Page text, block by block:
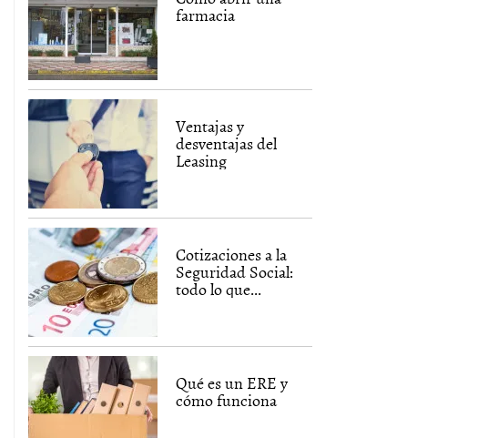
farmacia
Ventajas y
desventajas del
Leasing
Cotizaciones a la
Seguridad Social:
todo lo que...
Qué es un ERE y
cómo funciona